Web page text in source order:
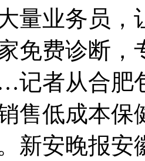
量业务员，
免费诊断，
者从合肥
售低成本
新安晚报安